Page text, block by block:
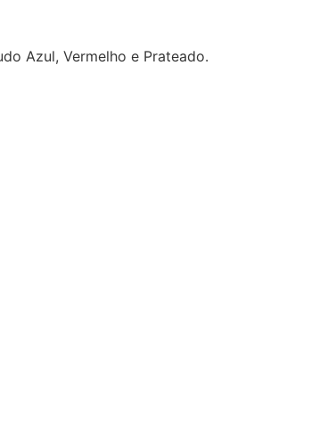
Azul, Vermelho e Prateado.